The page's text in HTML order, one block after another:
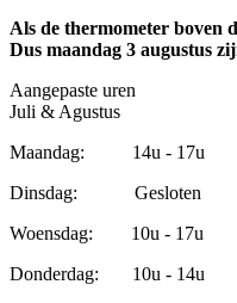
Als de thermometer boven
Dus maandag 3 augustus
Aangepaste uren
Juli & Agustus
Maandag: 14u - 17u
Dinsdag: Gesloten
Woensdag: 10u - 17u
Donderdag: 10u - 14u